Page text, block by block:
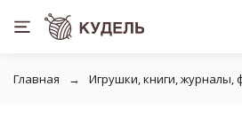
Главная Игрушки, книги, журналы,